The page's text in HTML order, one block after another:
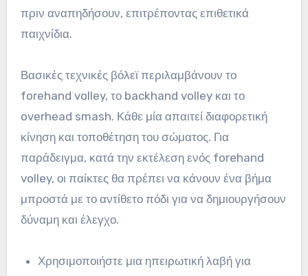
πριν αναπηδήσουν, επιτρέποντας επιθετικά
παιχνίδια.
Βασικές τεχνικές βόλεϊ περιλαμβάνουν το
forehand volley, το backhand volley και το
overhead smash. Κάθε μία απαιτεί διαφορετική
κίνηση και τοποθέτηση του σώματος. Για
παράδειγμα, κατά την εκτέλεση ενός forehand
volley, οι παίκτες θα πρέπει να κάνουν ένα βήμα
μπροστά με το αντίθετο πόδι για να δημιουργήσουν
δύναμη και έλεγχο.
Χρησιμοποιήστε μια ηπειρωτική λαβή για